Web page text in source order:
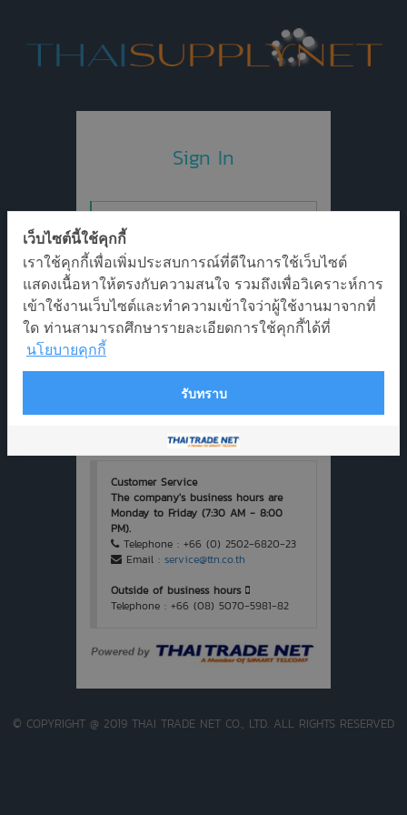
Sign In
Login
Remark : For optimal performance, the
service provider recommends using a web
Google Chrome
Customer Service
The company's business hours are
Monday to Friday (7:30 AM - 8:00
PM).
Telephone : +66 (0) 2502-6820-23
Email : service@ttn.co.th
Outside of business hours
Telephone : +66 (08) 5070-5981-82
© COPYRIGHT @ 2019 THAI TRADE NET CO., LTD. ALL RIGHTS RESERVED
เว็บไซต์นี้ใช้คุกกี้
เราใช้คุกกี้เพื่อเพิ่มประสบการณ์ที่ดีในการใช้เว็บไซต์
แสดงเนื้อหาให้ตรงกับความสนใจ รวมถึงเพื่อวิเคราะห์การ
เข้าใช้งานเว็บไซต์และทำความเข้าใจว่าผู้ใช้งานมาจากที่
ใด ท่านสามารถศึกษารายละเอียดการใช้คุกกี้ได้ที่
นโยบายคุกกี้
รับทราบ